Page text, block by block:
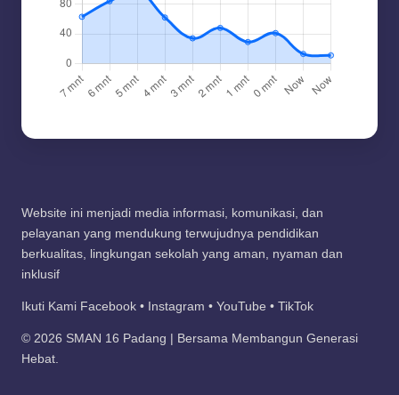
Website ini menjadi media informasi, komunikasi, dan
pelayanan yang mendukung terwujudnya pendidikan
berkualitas, lingkungan sekolah yang aman, nyaman dan
inklusif
Ikuti Kami Facebook • Instagram • YouTube • TikTok
© 2026 SMAN 16 Padang | Bersama Membangun Generasi
Hebat.